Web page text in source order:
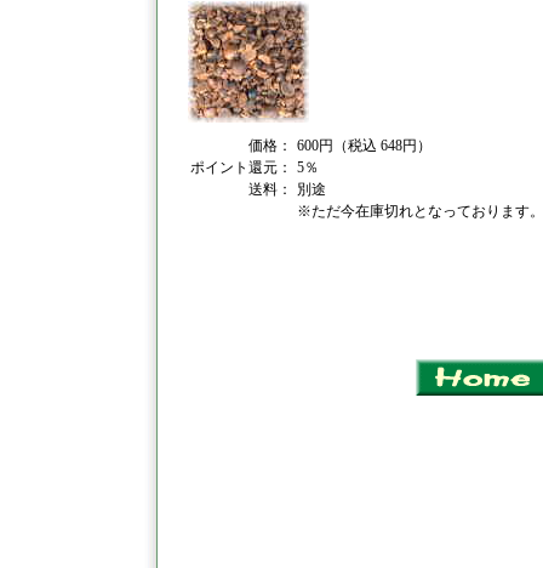
価格：
600円（税込 648円）
ポイント還元：
5％
送料：
別途
※ただ今在庫切れとなっております